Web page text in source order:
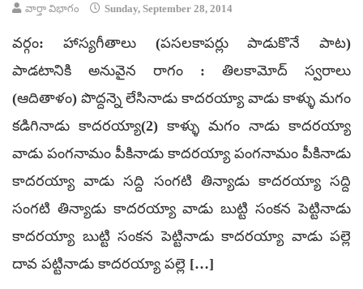
వార్తా విభాగం Sunday, September 28, 2014
వర్గం: హాస్యగీతాలు (పసలకాపర్లు పాడుకొనే పాట)
పాడటానికి అనువైన రాగం : తిలకామోద్ స్వరాలు
(ఆదితాళం) పొద్దన్నె లేసినాడు కాదరయ్యా వాడు కాళ్ళు మగం
కడిగినాడు కాదరయ్యా(2) కాళ్ళు మగం నాడు కాదరయ్యా
వాడు పంగనామం పీకినాడు కాదరయ్యా పంగనామం పీకినాడు
కాదరయ్యా వాడు సద్ది సంగటి తిన్యాడు కాదరయ్యా సద్ది
సంగటి తిన్యాడు కాదరయ్యా వాడు బుట్టి సంకన పెట్టినాడు
కాదరయ్యా బుట్టి సంకన పెట్టినాడు కాదరయ్యా వాడు పల్లె
దావ పట్టినాడు కాదరయ్యా పల్లె […]